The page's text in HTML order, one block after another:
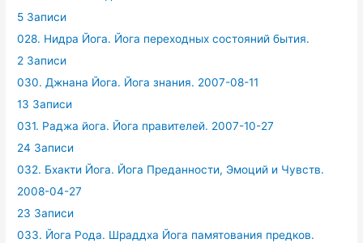
5 Записи
028. Нидра Йога. Йога переходных состояний бытия.
2 Записи
030. Джнана Йога. Йога знания. 2007-08-11
13 Записи
031. Раджа йога. Йога правителей. 2007-10-27
24 Записи
032. Бхакти Йога. Йога Преданности, Эмоций и Чувств.
2008-04-27
23 Записи
033. Йога Рода. Шраддха Йога памятования предков.